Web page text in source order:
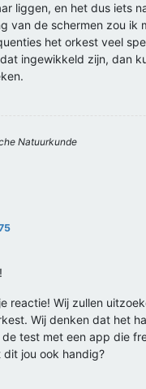
liggen, en het dus iets
van de schermen zou ik
het orkest veel
ingewikkeld zijn, dan
Natuurkunde
reactie! Wij zullen
Wij denken dat het
test met een app die
jou ook handig?